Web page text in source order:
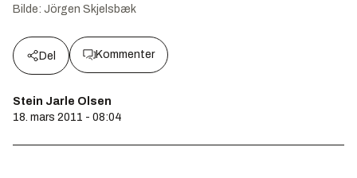
Bilde: Jörgen Skjelsbæk
Del Kommenter
Stein Jarle Olsen
18. mars 2011 - 08:04